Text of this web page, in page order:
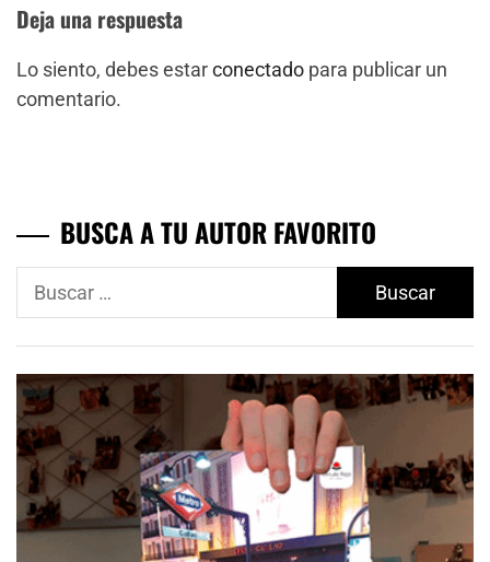
Deja una respuesta
Lo siento, debes estarconectado para publicar un
comentario.
BUSCA A TU AUTOR FAVORITO
Buscar: